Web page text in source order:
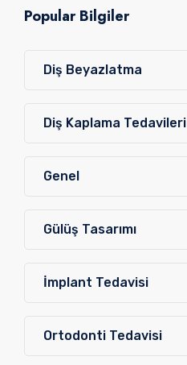
Popular Bilgiler
Diş Beyazlatma
Diş Kaplama Tedavileri
Genel
Gülüş Tasarımı
İmplant Tedavisi
Ortodonti Tedavisi